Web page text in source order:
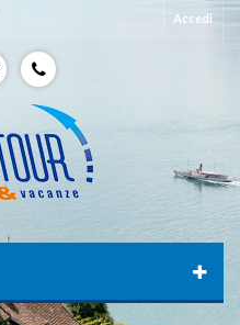
Accedi
p